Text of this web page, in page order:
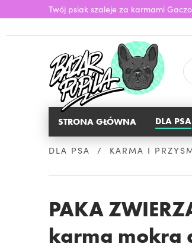
Twój psiak szaleje za karmami
STRONA GŁÓWNA DLA PSA
DLA PSA KARMA I
PAKA
karma mokra